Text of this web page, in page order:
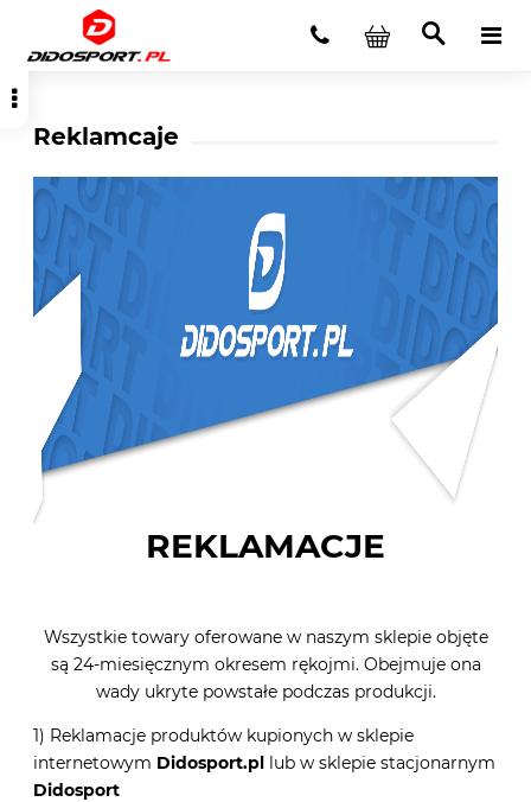
Reklamcaje
REKLAMACJE
Wszystkie towary oferowane w naszym sklepie objęte
są 24-miesięcznym okresem rękojmi. Obejmuje ona
wady ukryte powstałe podczas produkcji.
1) Reklamacje produktów kupionych w sklepie
internetowym Didosport.pl lub w sklepie stacjonarnym
Didosport